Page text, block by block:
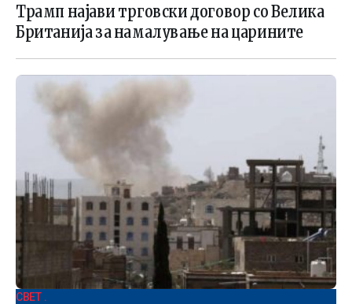
Трамп најави трговски договор со Велика
Британија за намалување на царините
СВЕТ .